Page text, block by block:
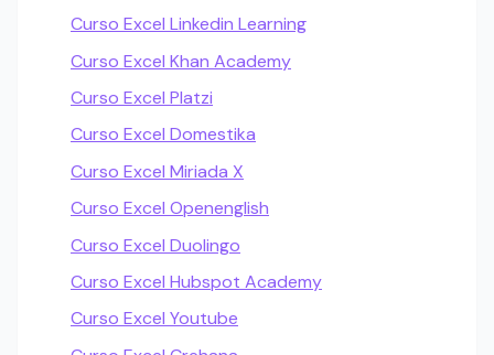
Curso Excel Linkedin Learning
Curso Excel Khan Academy
Curso Excel Platzi
Curso Excel Domestika
Curso Excel Miriada X
Curso Excel Openenglish
Curso Excel Duolingo
Curso Excel Hubspot Academy
Curso Excel Youtube